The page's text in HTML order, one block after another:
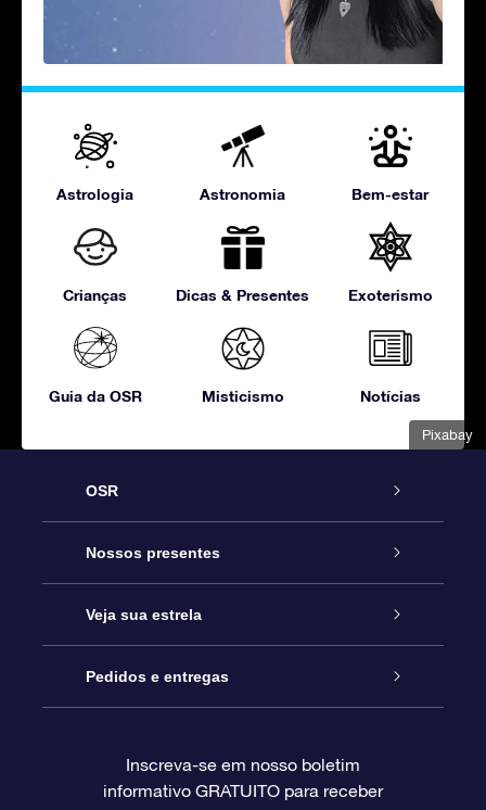
Pixabay
Astrologia Astronomia Bem-estar
Crianças Dicas & Presentes Exoterismo
Guia da OSR Misticismo Notícias
OSR
Serviço
Entre em contato conosco
Blog
Avaliações
Nossos presentes
Presente estrelar on-line
Pacote de presente da OSR
O cartão de presente da OSR
Veja sua estrela
Star Register
Página estelar personalizada
Pedidos e entregas
Informações de pagamento
Inscreva-se em nosso boletim
informativo GRATUITO para receber